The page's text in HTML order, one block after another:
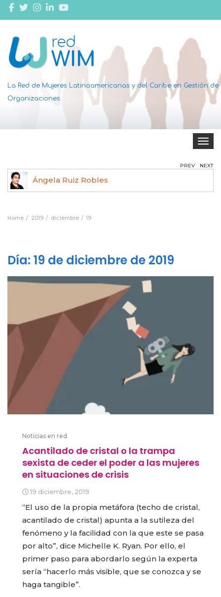
La Red de Mujeres Latinoamericanas y del Caribe en Gestión de
Organizaciones
Toggle
Ángela Ruiz Robles
PREV NEXT
Home 2019 diciembre 19
Día: 19 de diciembre de 2019
Noticias en red
Acantilado de cristal o la trampa
sexista de ceder el poder a las mujeres
en situaciones de crisis
19 diciembre, 2019
“El uso de la propia metáfora (techo de cristal,
acantilado de cristal) apunta a la sutileza del
fenómeno y la facilidad con la que este se pasa
por alto”, dice Michelle K. Ryan. Por ello, el
primer paso para abordarlo según la experta
sería “hacerlo más visible, que se conozca y se
haga tangible”.